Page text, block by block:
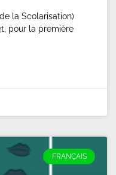
la Scolarisation)
pour la première
FRANÇAIS